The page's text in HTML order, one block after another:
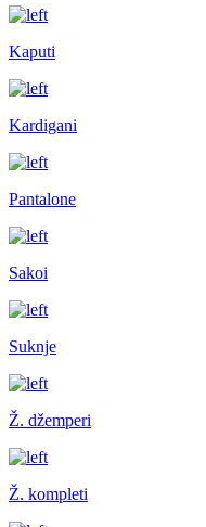
Kaputi
Kardigani
Pantalone
Sakoi
Suknje
Ž. džemperi
Ž. kompleti